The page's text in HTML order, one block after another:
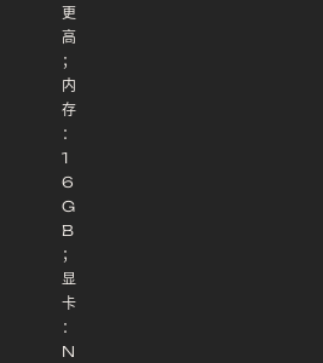
更
高
；
内
存
：
1
6
G
B
；
显
卡
：
N